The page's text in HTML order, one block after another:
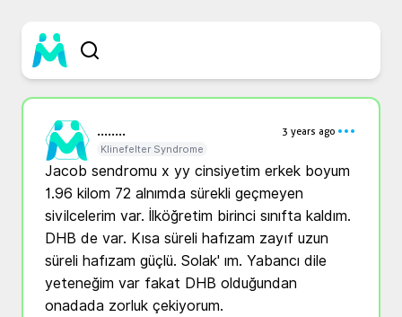
........
3 years ago
Klinefelter Syndrome
Jacob sendromu x yy cinsiyetim erkek boyum
1.96 kilom 72 alnımda sürekli geçmeyen
sivilcelerim var. İlköğretim birinci sınıfta kaldım.
DHB de var. Kısa süreli hafızam zayıf uzun
süreli hafızam güçlü. Solak' ım. Yabancı dile
yeteneğim var fakat DHB olduğundan
onadada zorluk çekiyorum.